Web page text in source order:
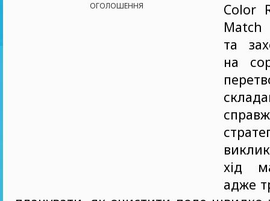
ОГОЛОШЕННЯ
Color
та
на
хід
адже